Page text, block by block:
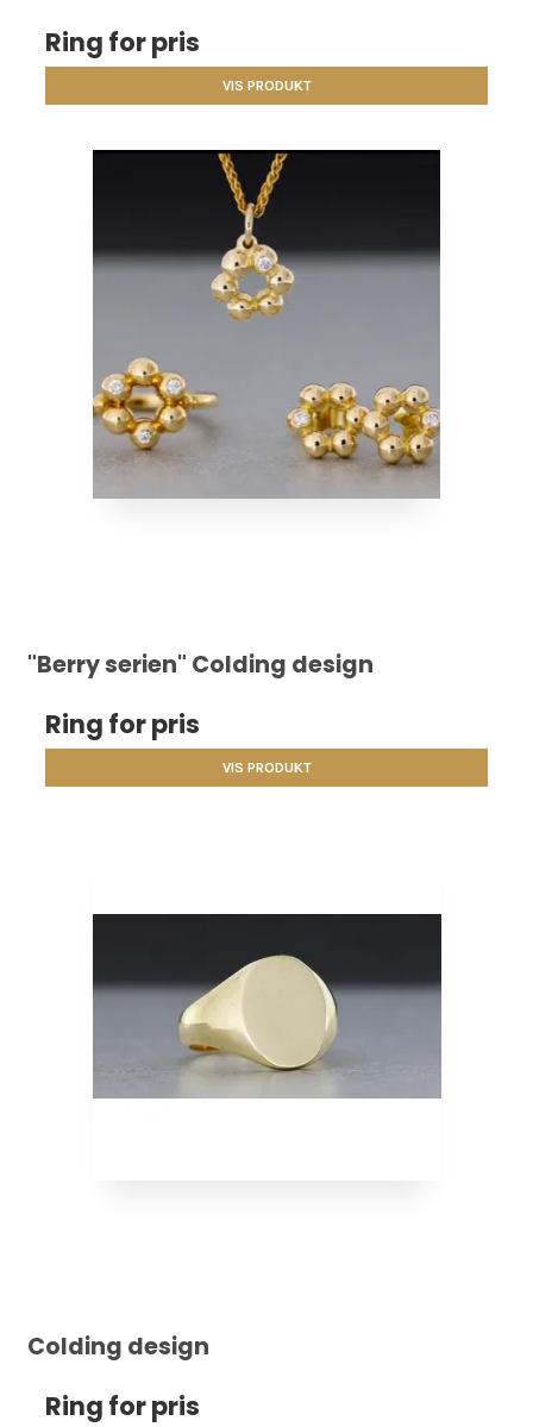
Ring for pris
VIS PRODUKT
"Berry serien" Colding design
Ring for pris
VIS PRODUKT
Colding design
Ring for pris